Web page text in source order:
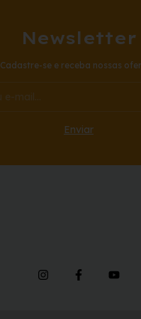
Newsletter
Cadastre-se e receba nossas